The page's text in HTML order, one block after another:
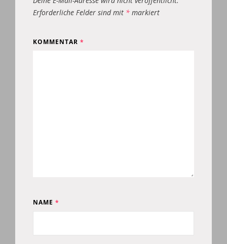
Erforderliche Felder sind mit * markiert
KOMMENTAR *
NAME *